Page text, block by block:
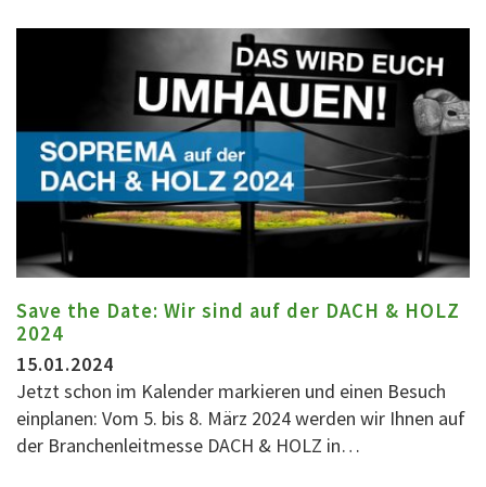
Save the Date: Wir sind auf der DACH & HOLZ
2024
15.01.2024
Jetzt schon im Kalender markieren und einen Besuch
einplanen: Vom 5. bis 8. März 2024 werden wir Ihnen auf
der Branchenleitmesse DACH & HOLZ in…